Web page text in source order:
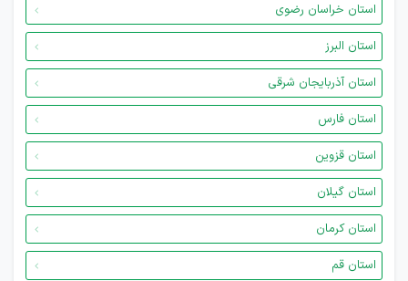
استان خراسان رضوی
استان البرز
استان آذربایجان شرقی
استان فارس
استان قزوین
استان گیلان
استان کرمان
استان قم